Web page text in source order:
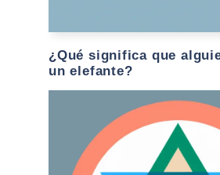
¿Qué significa que
un elefante?